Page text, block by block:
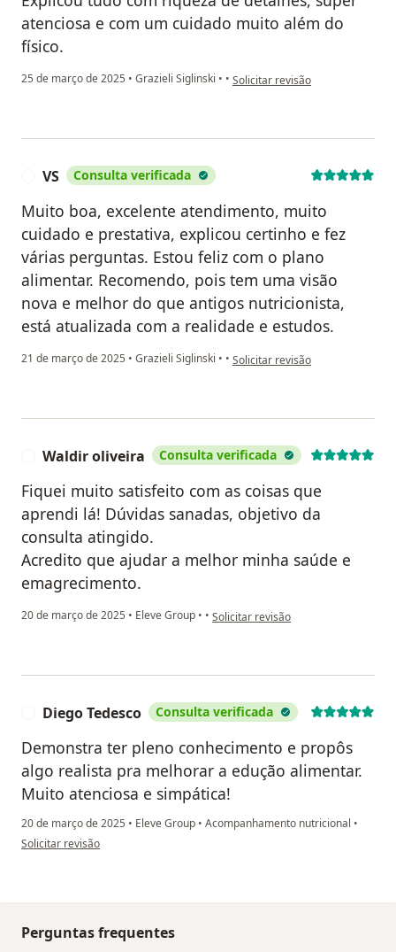
atenciosa e com um cuidado muito além do
físico.
25 de março de 2025 • Grazieli Siglinski • • na opinião do utilizador George
Solicitar revisão
VS Consulta verificada
Muito boa, excelente atendimento, muito
cuidado e prestativa, explicou certinho e fez
várias perguntas. Estou feliz com o plano
alimentar. Recomendo, pois tem uma visão
nova e melhor do que antigos nutricionista,
está atualizada com a realidade e estudos.
21 de março de 2025 • Grazieli Siglinski • • na opinião do utilizador VS
Solicitar revisão
Waldir oliveira Consulta verificada
Fiquei muito satisfeito com as coisas que
aprendi lá! Dúvidas sanadas, objetivo da
consulta atingido.
Acredito que ajudar a melhor minha saúde e
emagrecimento.
20 de março de 2025 • Eleve Group • • na opinião do utilizador Waldir
Solicitar revisão
Diego Tedesco Consulta verificada
Demonstra ter pleno conhecimento e propôs
algo realista pra melhorar a edução alimentar.
Muito atenciosa e simpática!
20 de março de 2025 • Eleve Group • Acompanhamento nutricional •
na opinião do utilizador Diego Tedesco
Solicitar revisão
Perguntas frequentes